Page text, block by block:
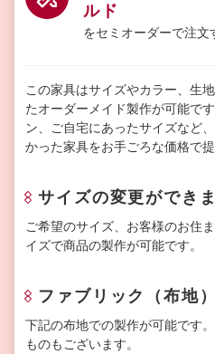
ルド
をセミオーダーで注文
この家具はサイズやカラー、生
たオーダーメイド製作が可能で
ン、ご自宅にあったサイズなど
かった家具をお手ごろな価格で提
サイズの変更ができ
ご希望のサイズ、お客様のお住
イズで商品の製作が可能です。
ファブリック（布地）
下記の布地での製作が可能です
ものもございます。